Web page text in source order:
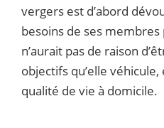
vergers est d’abord
besoins de ses membres
n’aurait pas de raison
objectifs qu’elle
qualité de vie à domicile.